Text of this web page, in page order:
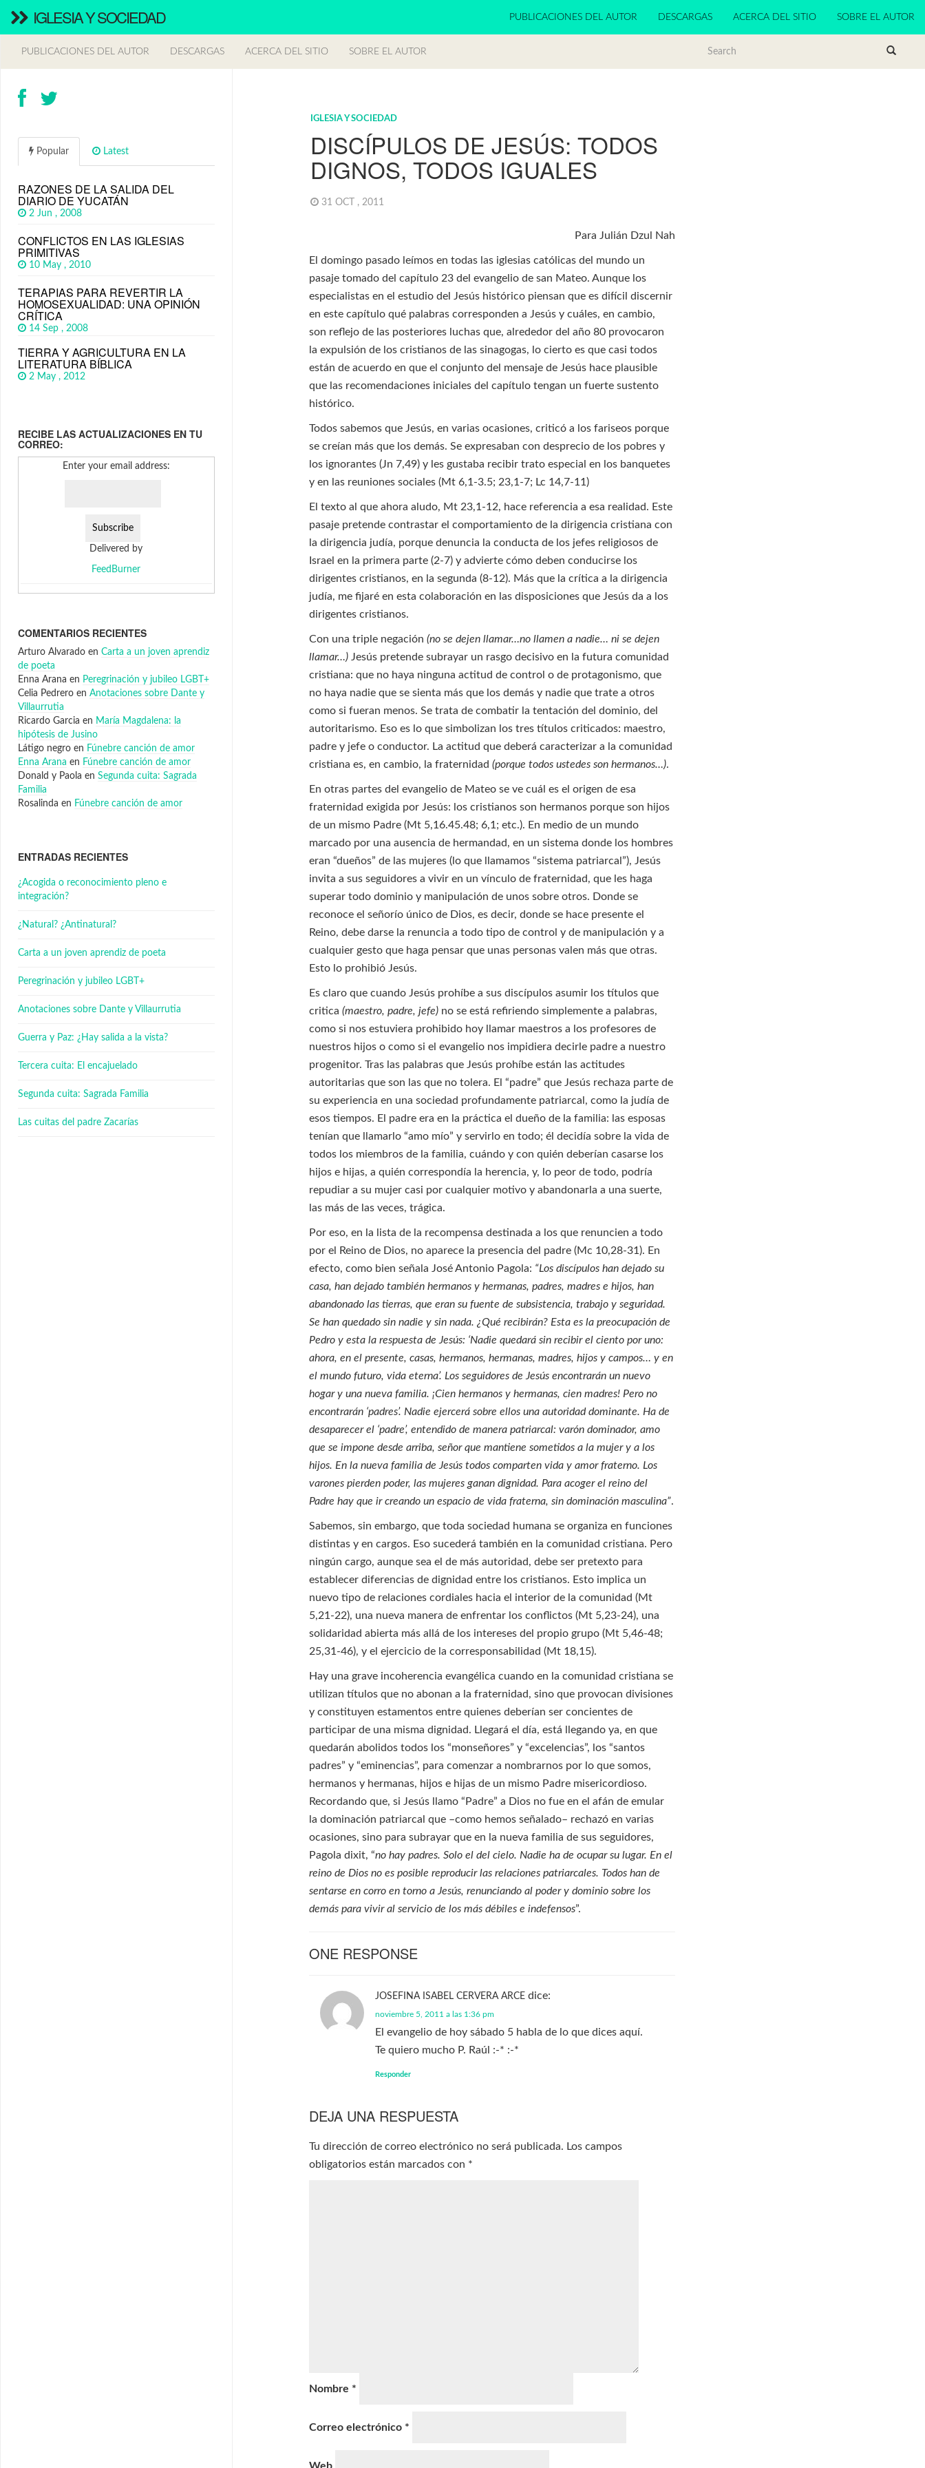
IGLESIA Y SOCIEDAD PUBLICACIONES DEL AUTOR DESCARGAS ACERCA DEL SITIO SOBRE EL AUTOR
PUBLICACIONES DEL AUTOR DESCARGAS ACERCA DEL SITIO SOBRE EL AUTOR
IGLESIA Y SOCIEDAD
DISCÍPULOS DE JESÚS: TODOS
DIGNOS, TODOS IGUALES
31 OCT , 2011
Para Julián Dzul Nah
El domingo pasado leímos en todas las iglesias católicas del mundo un
pasaje tomado del capítulo 23 del evangelio de san Mateo. Aunque los
especialistas en el estudio del Jesús histórico piensan que es difícil discernir
en este capítulo qué palabras corresponden a Jesús y cuáles, en cambio,
son reflejo de las posteriores luchas que, alrededor del año 80 provocaron
la expulsión de los cristianos de las sinagogas, lo cierto es que casi todos
están de acuerdo en que el conjunto del mensaje de Jesús hace plausible
que las recomendaciones iniciales del capítulo tengan un fuerte sustento
histórico.
Todos sabemos que Jesús, en varias ocasiones, criticó a los fariseos porque
se creían más que los demás. Se expresaban con desprecio de los pobres y
los ignorantes (Jn 7,49) y les gustaba recibir trato especial en los banquetes
y en las reuniones sociales (Mt 6,1-3.5; 23,1-7; Lc 14,7-11)
El texto al que ahora aludo, Mt 23,1-12, hace referencia a esa realidad. Este
pasaje pretende contrastar el comportamiento de la dirigencia cristiana con
la dirigencia judía, porque denuncia la conducta de los jefes religiosos de
Israel en la primera parte (2-7) y advierte cómo deben conducirse los
dirigentes cristianos, en la segunda (8-12). Más que la crítica a la dirigencia
judía, me fijaré en esta colaboración en las disposiciones que Jesús da a los
dirigentes cristianos.
Con una triple negación(no se dejen llamar…no llamen a nadie… ni se dejen
llamar…) Jesús pretende subrayar un rasgo decisivo en la futura comunidad
cristiana: que no haya ninguna actitud de control o de protagonismo, que
no haya nadie que se sienta más que los demás y nadie que trate a otros
como si fueran menos. Se trata de combatir la tentación del dominio, del
autoritarismo. Eso es lo que simbolizan los tres títulos criticados: maestro,
padre y jefe o conductor. La actitud que deberá caracterizar a la comunidad
cristiana es, en cambio, la fraternidad(porque todos ustedes son hermanos…).
En otras partes del evangelio de Mateo se ve cuál es el origen de esa
fraternidad exigida por Jesús: los cristianos son hermanos porque son hijos
de un mismo Padre (Mt 5,16.45.48; 6,1; etc.). En medio de un mundo
marcado por una ausencia de hermandad, en un sistema donde los hombres
eran “dueños” de las mujeres (lo que llamamos “sistema patriarcal”), Jesús
invita a sus seguidores a vivir en un vínculo de fraternidad, que les haga
superar todo dominio y manipulación de unos sobre otros. Donde se
reconoce el señorío único de Dios, es decir, donde se hace presente el
Reino, debe darse la renuncia a todo tipo de control y de manipulación y a
cualquier gesto que haga pensar que unas personas valen más que otras.
Esto lo prohibió Jesús.
Es claro que cuando Jesús prohíbe a sus discípulos asumir los títulos que
critica(maestro, padre, jefe) no se está refiriendo simplemente a palabras,
como si nos estuviera prohibido hoy llamar maestros a los profesores de
nuestros hijos o como si el evangelio nos impidiera decirle padre a nuestro
progenitor. Tras las palabras que Jesús prohíbe están las actitudes
autoritarias que son las que no tolera. El “padre” que Jesús rechaza parte de
su experiencia en una sociedad profundamente patriarcal, como la judía de
esos tiempos. El padre era en la práctica el dueño de la familia: las esposas
tenían que llamarlo “amo mío” y servirlo en todo; él decidía sobre la vida de
todos los miembros de la familia, cuándo y con quién deberían casarse los
hijos e hijas, a quién correspondía la herencia, y, lo peor de todo, podría
repudiar a su mujer casi por cualquier motivo y abandonarla a una suerte,
las más de las veces, trágica.
Por eso, en la lista de la recompensa destinada a los que renuncien a todo
por el Reino de Dios, no aparece la presencia del padre (Mc 10,28-31). En
efecto, como bien señala José Antonio Pagola: “Los discípulos han dejado su
casa, han dejado también hermanos y hermanas, padres, madres e hijos, han
abandonado las tierras, que eran su fuente de subsistencia, trabajo y seguridad.
Se han quedado sin nadie y sin nada. ¿Qué recibirán? Esta es la preocupación de
Pedro y esta la respuesta de Jesús: ‘Nadie quedará sin recibir el ciento por uno:
ahora, en el presente, casas, hermanos, hermanas, madres, hijos y campos… y en
el mundo futuro, vida eterna’. Los seguidores de Jesús encontrarán un nuevo
hogar y una nueva familia. ¡Cien hermanos y hermanas, cien madres! Pero no
encontrarán ‘padres’. Nadie ejercerá sobre ellos una autoridad dominante. Ha de
desaparecer el ‘padre’, entendido de manera patriarcal: varón dominador, amo
que se impone desde arriba, señor que mantiene sometidos a la mujer y a los
hijos. En la nueva familia de Jesús todos comparten vida y amor fraterno. Los
varones pierden poder, las mujeres ganan dignidad. Para acoger el reino del
Padre hay que ir creando un espacio de vida fraterna, sin dominación masculina”.
Sabemos, sin embargo, que toda sociedad humana se organiza en funciones
distintas y en cargos. Eso sucederá también en la comunidad cristiana. Pero
ningún cargo, aunque sea el de más autoridad, debe ser pretexto para
establecer diferencias de dignidad entre los cristianos. Esto implica un
nuevo tipo de relaciones cordiales hacia el interior de la comunidad (Mt
5,21-22), una nueva manera de enfrentar los conflictos (Mt 5,23-24), una
solidaridad abierta más allá de los intereses del propio grupo (Mt 5,46-48;
25,31-46), y el ejercicio de la corresponsabilidad (Mt 18,15).
Hay una grave incoherencia evangélica cuando en la comunidad cristiana se
utilizan títulos que no abonan a la fraternidad, sino que provocan divisiones
y constituyen estamentos entre quienes deberían ser concientes de
participar de una misma dignidad. Llegará el día, está llegando ya, en que
quedarán abolidos todos los “monseñores” y “excelencias”, los “santos
padres” y “eminencias”, para comenzar a nombrarnos por lo que somos,
hermanos y hermanas, hijos e hijas de un mismo Padre misericordioso.
Recordando que, si Jesús llamo “Padre” a Dios no fue en el afán de emular
la dominación patriarcal que –como hemos señalado– rechazó en varias
ocasiones, sino para subrayar que en la nueva familia de sus seguidores,
Pagola dixit, “no hay padres. Solo el del cielo. Nadie ha de ocupar su lugar. En el
reino de Dios no es posible reproducir las relaciones patriarcales. Todos han de
sentarse en corro en torno a Jesús, renunciando al poder y dominio sobre los
demás para vivir al servicio de los más débiles e indefensos”.
ONE RESPONSE
JOSEFINA ISABEL CERVERA ARCE dice:
noviembre 5, 2011 a las 1:36 pm
El evangelio de hoy sábado 5 habla de lo que dices aquí.
Te quiero mucho P. Raúl :-* :-*
Responder
DEJA UNA RESPUESTA
Tu dirección de correo electrónico no será publicada. Los campos
obligatorios están marcados con *
Nombre *
Correo electrónico *
Popular Latest
RAZONES DE LA SALIDA DEL
DIARIO DE YUCATÁN
2 Jun , 2008
CONFLICTOS EN LAS IGLESIAS
PRIMITIVAS
10 May , 2010
TERAPIAS PARA REVERTIR LA
HOMOSEXUALIDAD: UNA OPINIÓN
CRÍTICA
14 Sep , 2008
TIERRA Y AGRICULTURA EN LA
LITERATURA BÍBLICA
2 May , 2012
RECIBE LAS ACTUALIZACIONES EN TU
CORREO:
Enter your email address:
Delivered by
FeedBurner
COMENTARIOS RECIENTES
Arturo Alvarado en Carta a un joven aprendiz
de poeta
Enna Arana en Peregrinación y jubileo LGBT+
Celia Pedrero en Anotaciones sobre Dante y
Villaurrutia
Ricardo Garcia en María Magdalena: la
hipótesis de Jusino
Látigo negro en Fúnebre canción de amor
Enna Arana en Fúnebre canción de amor
Donald y Paola en Segunda cuita: Sagrada
Familia
Rosalinda en Fúnebre canción de amor
ENTRADAS RECIENTES
¿Acogida o reconocimiento pleno e
integración?
¿Natural? ¿Antinatural?
Carta a un joven aprendiz de poeta
Peregrinación y jubileo LGBT+
Anotaciones sobre Dante y Villaurrutia
Guerra y Paz: ¿Hay salida a la vista?
Tercera cuita: El encajuelado
Segunda cuita: Sagrada Familia
Las cuitas del padre Zacarías